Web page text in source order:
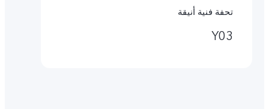
تحفة فنية أنيقة
Y03